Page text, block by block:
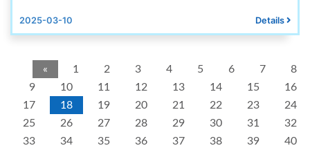
2025-03-10 Details
« 1 2 3 4 5 6 7
8
9
10 11 12 13 14 15
16
17
18 19 20 21 22 23
24
25
26 27 28 29 30 31
32
33
34 35 36 37 38 39 40